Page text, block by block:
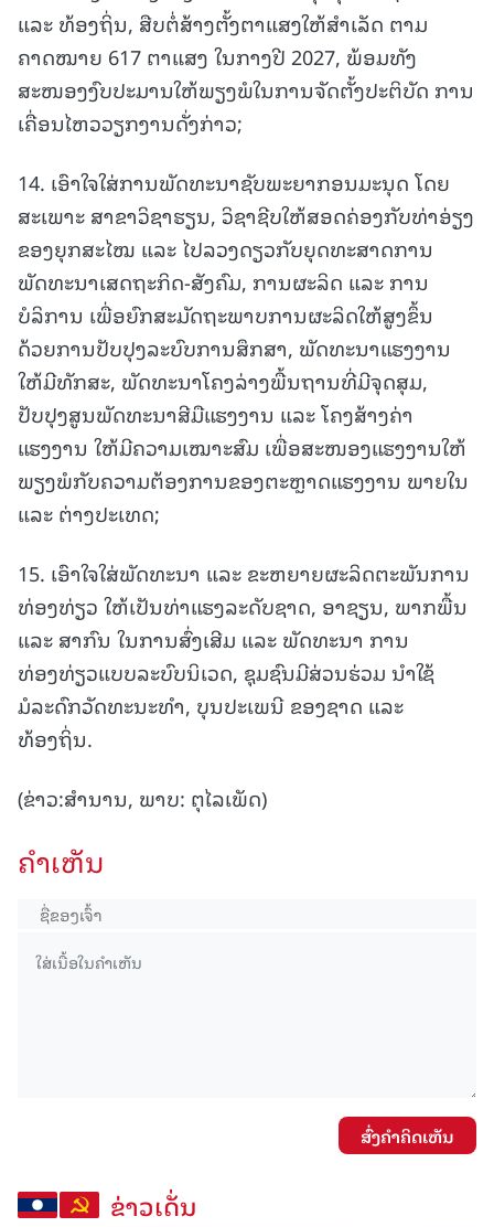
ແລະ ທ້ອງຖິ່ນ, ສືບຕໍ່ສ້າງຕັ້ງຕາແສງໃຫ້ສໍາເລັດ ຕາມ
ຄາດໝາຍ 617 ຕາແສງ ໃນກາງປີ 2027, ພ້ອມທັງ
ສະໜອງງົບປະມານໃຫ້ພຽງພໍໃນການຈັດຕັ້ງປະຕິບັດ ການ
ເຄື່ອນໄຫວວຽກງານດັ່ງກ່າວ;
14. ເອົາໃຈໃສ່ການພັດທະນາຊັບພະຍາກອນມະນຸດ ໂດຍ
ສະເພາະ ສາຂາວິຊາຮຽນ, ວິຊາຊີບໃຫ້ສອດຄ່ອງກັບທ່າອ່ຽງ
ຂອງຍຸກສະໄໝ ແລະ ໄປລວງດຽວກັບຍຸດທະສາດການ
ພັດທະນາເສດຖະກິດ-ສັງຄົມ, ການຜະລິດ ແລະ ການ
ບໍລິການ ເພື່ອຍົກສະມັດຖະພາບການຜະລິດໃຫ້ສູງຂຶ້ນ
ດ້ວຍການປັບປຸງລະບົບການສຶກສາ, ພັດທະນາແຮງງານ
ໃຫ້ມີທັກສະ, ພັດທະນາໂຄງລ່າງພື້ນຖານທີ່ມີຈຸດສຸມ,
ປັບປຸງສູນພັດທະນາສີມືແຮງງານ ແລະ ໂຄງສ້າງຄ່າ
ແຮງງານ ໃຫ້ມີຄວາມເໝາະສົມ ເພື່ອສະໜອງແຮງງານໃຫ້
ພຽງພໍກັບຄວາມຕ້ອງການຂອງຕະຫຼາດແຮງງານ ພາຍໃນ
ແລະ ຕ່າງປະເທດ;
15. ເອົາໃຈໃສ່ພັດທະນາ ແລະ ຂະຫຍາຍຜະລິດຕະພັນການ
ທ່ອງທ່ຽວ ໃຫ້ເປັນທ່າແຮງລະດັບຊາດ, ອາຊຽນ, ພາກພື້ນ
ແລະ ສາກົນ ໃນການສົ່ງເສີມ ແລະ ພັດທະນາ ການ
ທ່ອງທ່ຽວແບບລະບົບນິເວດ, ຊຸມຊົນມີສ່ວນຮ່ວມ ນໍາໃຊ້
ມໍລະດົກວັດທະນະທຳ, ບຸນປະເພນີ ຂອງຊາດ ແລະ
ທ້ອງຖິ່ນ.
(ຂ່າວ:ສຳນານ, ພາບ: ຕຸໄລເພັດ)
ຄໍາເຫັນ
ສົ່ງຄໍາຄິດເຫັນ
ຂ່າວເດັ່ນ